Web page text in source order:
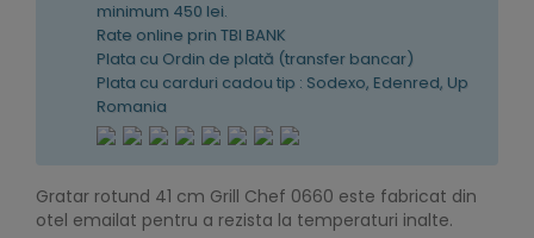
minimum 450 lei.
Rate online prin TBI BANK
Plata cu Ordin de plată (transfer bancar)
Plata cu carduri cadou tip : Sodexo, Edenred, Up
Romania
Gratar rotund 41 cm Grill Chef 0660 este fabricat din
otel emailat pentru a rezista la temperaturi inalte.